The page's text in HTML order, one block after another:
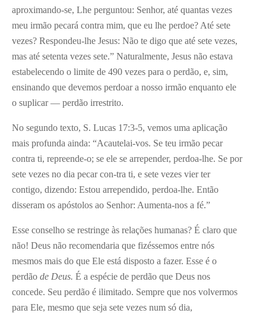
aproximando-se, Lhe perguntou: Senhor, até quantas vezes
meu irmão pecará contra mim, que eu lhe perdoe? Até sete
vezes? Respondeu-lhe Jesus: Não te digo que até sete vezes,
mas até setenta vezes sete.” Naturalmente, Jesus não estava
estabelecendo o limite de 490 vezes para o perdão, e, sim,
ensinando que devemos perdoar a nosso irmão enquanto ele
o suplicar — perdão irrestrito.
No segundo texto, S. Lucas 17:3-5, vemos uma aplicação
mais profunda ainda: “Acautelai-vos. Se teu irmão pecar
contra ti, repreende-o; se ele se arrepender, perdoa-lhe. Se por
sete vezes no dia pecar con-tra ti, e sete vezes vier ter
contigo, dizendo: Estou arrependido, perdoa-lhe. Então
disseram os apóstolos ao Senhor: Aumenta-nos a fé.”
Esse conselho se restringe às relações humanas? É claro que
não! Deus não recomendaria que fizéssemos entre nós
mesmos mais do que Ele está disposto a fazer. Esse é o
perdão de Deus. É a espécie de perdão que Deus nos
concede. Seu perdão é ilimitado. Sempre que nos volvermos
para Ele, mesmo que seja sete vezes num só dia,